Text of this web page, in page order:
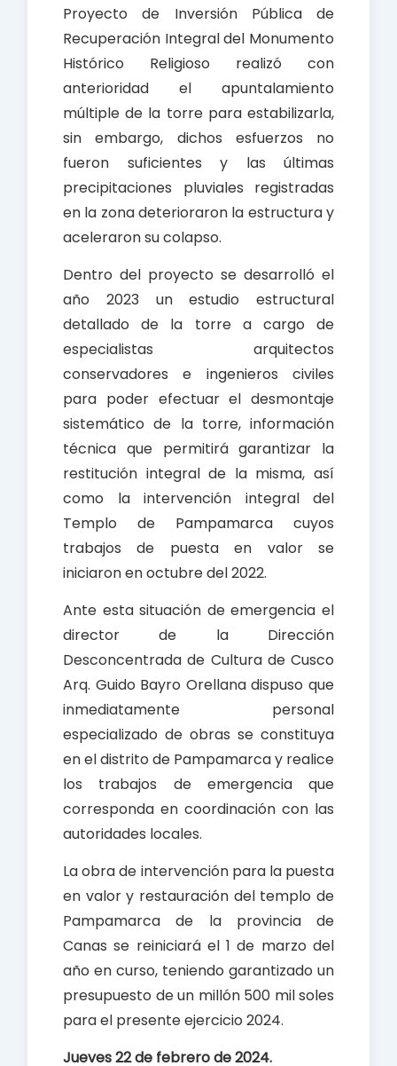
Proyecto de Inversión Pública de
Recuperación Integral del Monumento
Histórico Religioso realizó con
anterioridad el apuntalamiento
múltiple de la torre para estabilizarla,
sin embargo, dichos esfuerzos no
fueron suficientes y las últimas
precipitaciones pluviales registradas
en la zona deterioraron la estructura y
aceleraron su colapso.
Dentro del proyecto se desarrolló el
año 2023 un estudio estructural
detallado de la torre a cargo de
especialistas arquitectos
conservadores e ingenieros civiles
para poder efectuar el desmontaje
sistemático de la torre, información
técnica que permitirá garantizar la
restitución integral de la misma, así
como la intervención integral del
Templo de Pampamarca cuyos
trabajos de puesta en valor se
iniciaron en octubre del 2022.
Ante esta situación de emergencia el
director de la Dirección
Desconcentrada de Cultura de Cusco
Arq. Guido Bayro Orellana dispuso que
inmediatamente personal
especializado de obras se constituya
en el distrito de Pampamarca y realice
los trabajos de emergencia que
corresponda en coordinación con las
autoridades locales.
La obra de intervención para la puesta
en valor y restauración del templo de
Pampamarca de la provincia de
Canas se reiniciará el 1 de marzo del
año en curso, teniendo garantizado un
presupuesto de un millón 500 mil soles
para el presente ejercicio 2024.
Jueves 22 de febrero de 2024.